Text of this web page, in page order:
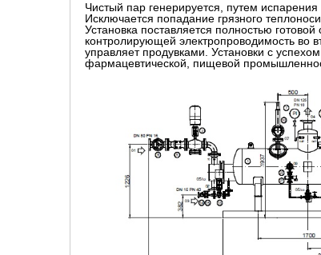
Чистый пар генерируется, путем
Исключается попадание грязного
Установка поставляется полностью
контролирующей электропроводимость во
управляет продувками. Установки с
фармацевтической, пищевой